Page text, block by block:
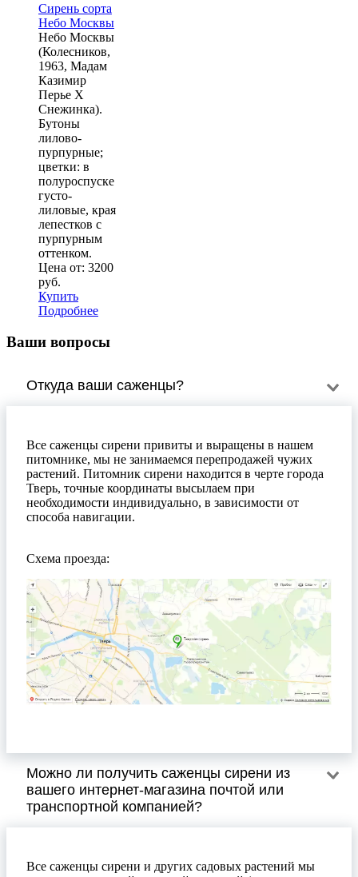
Сирень сорта
Небо Москвы
Небо Москвы
(Колесников,
1963, Мадам
Казимир
Перье X
Снежинка).
Бутоны
лилово-
пурпурные;
цветки: в
полуроспуске
густо-
лиловые, края
лепестков с
пурпурным
оттенком.
Цена от: 3200
руб.
Купить
Подробнее
Ваши вопросы
Откуда ваши саженцы?
Все саженцы сирени привиты и выращены в нашем
питомнике, мы не занимаемся перепродажей чужих
растений. Питомник сирени находится в черте города
Тверь, точные координаты высылаем при
необходимости индивидуально, в зависимости от
способа навигации.
Схема проезда:
Можно ли получить саженцы сирени из
вашего интернет-магазина почтой или
транспортной компанией?
Все саженцы сирени и других садовых растений мы